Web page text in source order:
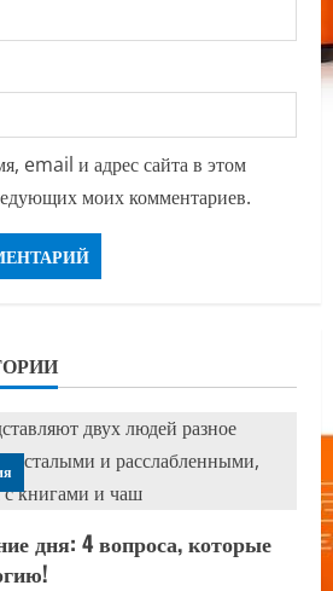
email и адрес сайта в этом
моих комментариев.
дня: 4 вопроса, которые